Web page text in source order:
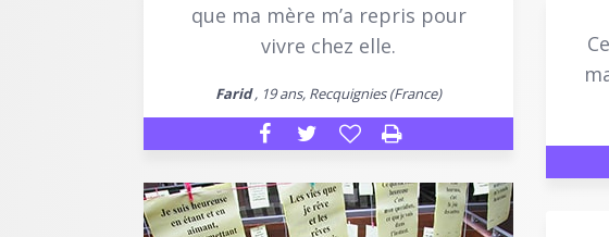
que ma mère m’a repris pour
vivre chez elle.
Farid, 19 ans, Recquignies (France)